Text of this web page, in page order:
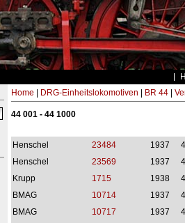
Home DRG-Einheitslokomotiven BR 44|
44 001 - 44 1000
Henschel 23484 1937
Henschel
23569 1937
Krupp
1715 1938
BMAG
10714 1937
BMAG
10717 1937